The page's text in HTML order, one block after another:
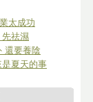
太成功
祛濕
還要養陰
夏天的事